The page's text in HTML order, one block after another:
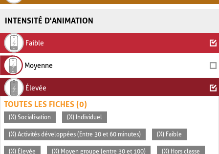
INTENSITÉ D'ANIMATION
Faible
Moyenne
Élevée
TOUTES LES FICHES (0)
(X) Socialisation (X) Individuel
(X) Activités développées (Entre 30 et 60 minutes) (X) Faible
(X) Élevée (X) Moyen groupe (entre 30 et 100) (X) Hors classe